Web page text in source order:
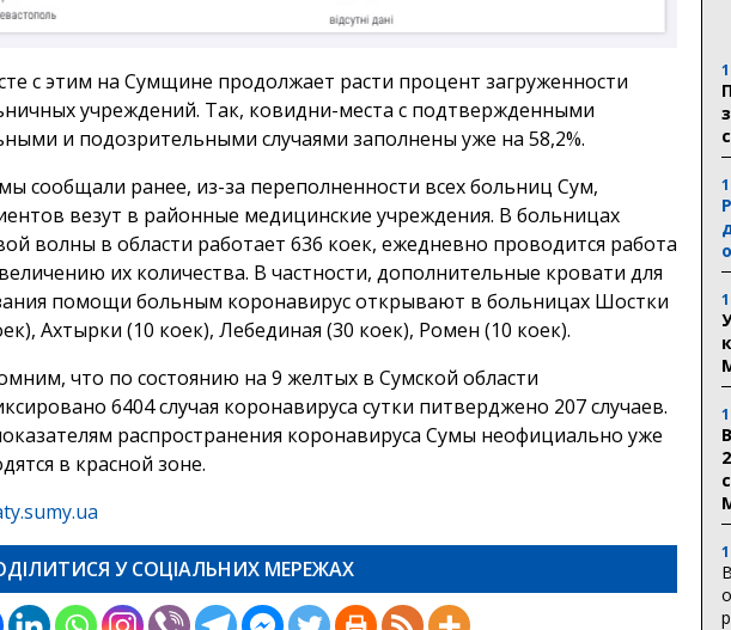
с этим на Сумщине продолжает расти процент загруженности
учреждений. Так, ковидни-места с подтвержденными
и подозрительными случаями заполнены уже на 58,2%.
сообщали ранее, из-за переполненности всех больниц Сум,
везут в районные медицинские учреждения. В больницах
волны в области работает 636 коек, ежедневно проводится работа
их количества. В частности, дополнительные кровати для
помощи больным коронавирус открывают в больницах Шостки
Ахтырки (10 коек), Лебединая (30 коек), Ромен (10 коек).
что по состоянию на 9 желтых в Сумской области
6404 случая коронавируса сутки питверджено 207 случаев.
распространения коронавируса Сумы неофициально уже
в красной зоне.
У СОЦІАЛЬНИХ МЕРЕЖАХ